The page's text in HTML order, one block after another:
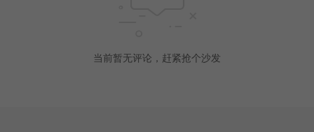
当前暂无评论，赶紧抢个沙发